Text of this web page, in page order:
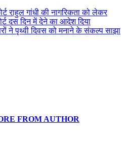
राहुल गांधी की नागरिकता को लेकर
दस दिन में देने का आदेश दिया
ने पृथ्वी दिवस को मनाने के संकल्प साझा
FROM AUTHOR